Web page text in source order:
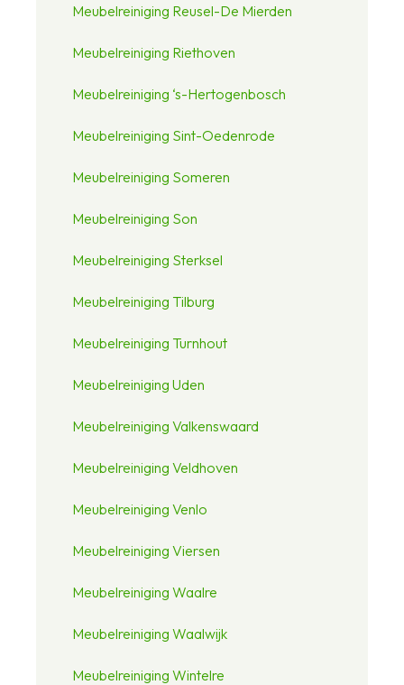
Meubelreiniging Reusel-De Mierden
Meubelreiniging Riethoven
Meubelreiniging ‘s-Hertogenbosch
Meubelreiniging Sint-Oedenrode
Meubelreiniging Someren
Meubelreiniging Son
Meubelreiniging Sterksel
Meubelreiniging Tilburg
Meubelreiniging Turnhout
Meubelreiniging Uden
Meubelreiniging Valkenswaard
Meubelreiniging Veldhoven
Meubelreiniging Venlo
Meubelreiniging Viersen
Meubelreiniging Waalre
Meubelreiniging Waalwijk
Meubelreiniging Wintelre